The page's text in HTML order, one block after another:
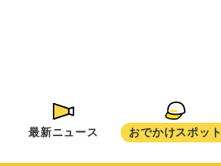
最新ニュース おでかけスポット